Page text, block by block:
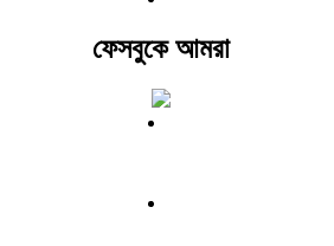
ফেসবুকে আমরা